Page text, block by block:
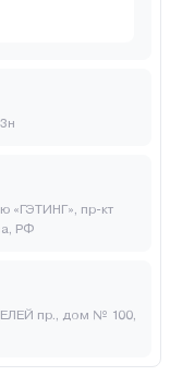
«ГЭТИНГ», пр-кт
РФ
пр., дом № 100,